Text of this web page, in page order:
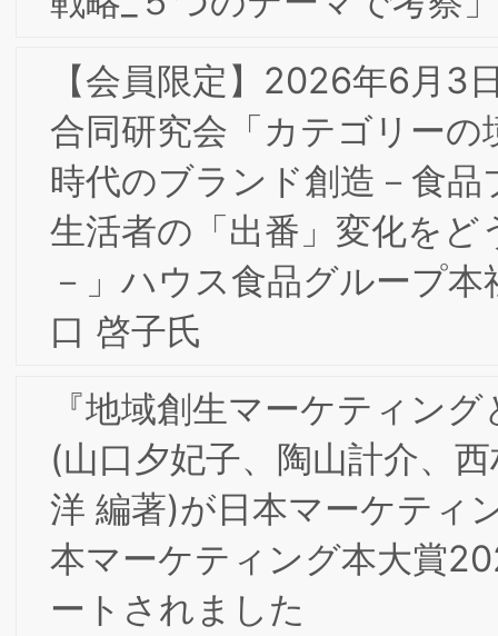
ォーラム開催レポート
【会員限定】12/3(水)2025年度第5回東
京/大阪合同部会研究会「『すべてはお
様のために』お客様に愛され、好まれる
スーパーコノミヤ」開催レポート
【会員限定】12/3(水)2025年度第5回東
京/大阪合同部会研究会「『すべてはお
様のために』お客様に愛され、好まれる
スーパーコノミヤ」
【会員限定】11/4(火)2025年度第4回東
京/大阪合同部会研究会「ブランドタグ
イン経営」ボナファイデコンサルティ
グ株式会社 代表取締役 杉本 眞一氏